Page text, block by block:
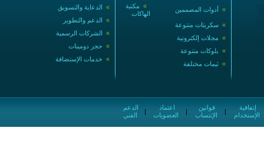
» الدعاية والتسويق
» الدعم والتطوير
» الشركات الرسمية
» حجز دومينات
» خدمات الإستضافة
» مكتبة
الهاكات
» أدوات المصممين
» سكربتات متنوعة
» مجلات إلكترونية
» بلوكات متنوعة
» ثيمات مختلفة
الفني
|
العضويات
|
الإنتساب
|
الإستخدام